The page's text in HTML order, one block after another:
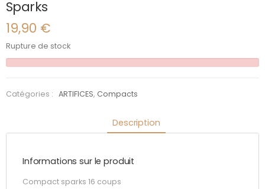
Sparks
19,90 €
Rupture de stock
Catégories : ARTIFICES, Compacts
Description
Informations sur le produit
Compact sparks 16 coups